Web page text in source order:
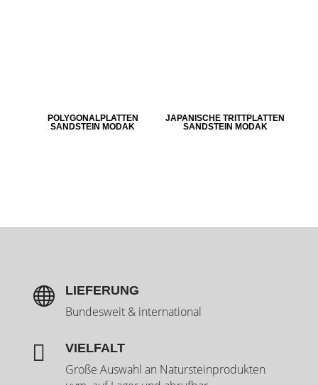
POLYGONALPLATTEN
SANDSTEIN MODAK
JAPANISCHE TRITTPLATTEN
SANDSTEIN MODAK
 LIEFERUNG
Bundesweit & international
 VIELFALT
Große Auswahl an Natursteinprodukten